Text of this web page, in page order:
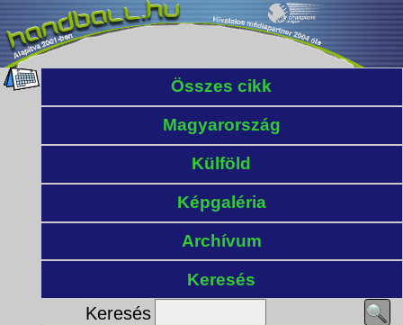
Összes cikk
Magyarország
Külföld
Képgaléria
Archívum
Keresés
Keresés